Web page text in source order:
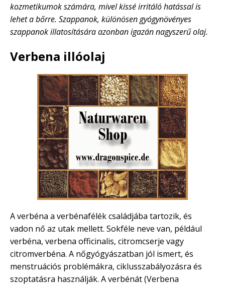
kozmetikumok számára, mivel kissé irritáló hatással is
lehet a bőrre. Szappanok, különösen gyógynövényes
szappanok illatosítására azonban igazán nagyszerű olaj.
Verbena illóolaj
A verbéna a verbénafélék családjába tartozik, és
vadon nő az utak mellett. Sokféle neve van, például
verbéna, verbena officinalis, citromcserje vagy
citromverbéna. A nőgyógyászatban jól ismert, és
menstruációs problémákra, ciklusszabályozásra és
szoptatásra használják. A verbénát (Verbena